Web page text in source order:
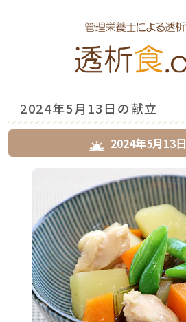
2024年5月13日の献立
2024年5月13日